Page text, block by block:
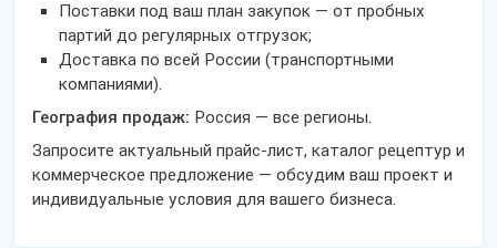
Поставки под ваш план закупок — от пробных
партий до регулярных отгрузок;
Доставка по всей России (транспортными
компаниями).
География продаж: Россия — все регионы.
Запросите актуальный прайс-лист, каталог рецептур и
коммерческое предложение — обсудим ваш проект и
индивидуальные условия для вашего бизнеса.